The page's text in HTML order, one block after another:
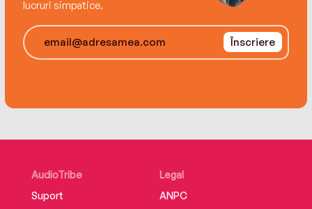
lucruri simpatice.
Înscriere
AudioTribe
Suport
Legal
ANPC